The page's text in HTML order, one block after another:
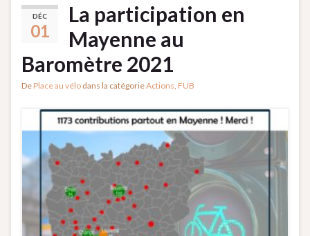
DÉC
01
La participation en
Mayenne au
Baromètre 2021
De Place au vélo dans la catégorieActions FUB